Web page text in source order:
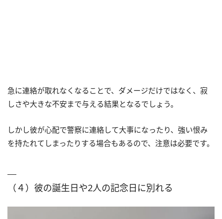
急に連絡が取れなくなることで、ダメージだけではなく、寂
しさや大きな不安まで与える結果となるでしょう。
しかし彼が心配で警察に連絡して大事になったり、強い恨み
を持たれてしまったりする場合もあるので、注意は必要です。
（４）彼の誕生日や2人の記念日に別れる